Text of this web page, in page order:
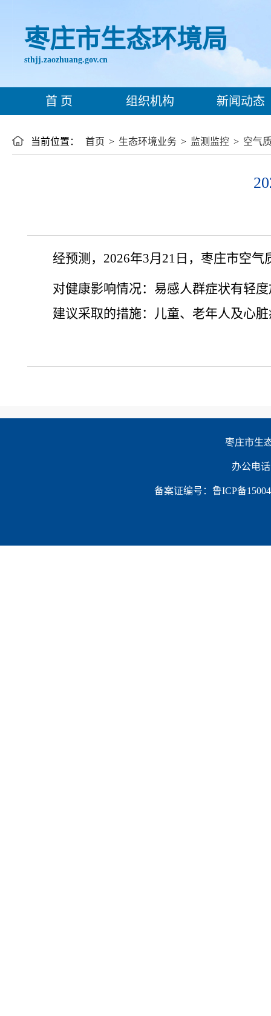
枣庄市生态环境局
sthjj.zaozhuang.gov.cn
首 页 组织机构 新闻动态
当前位置： 首页 > 生态环境业务 > 监测监控 > 空气
经预测， 2026年3月21 日，枣庄市空气
对健康影响情况：易感人群症状有轻
建议采取的措施：儿童、老年人及心
枣庄市生
办公电
备案证编号：鲁ICP备